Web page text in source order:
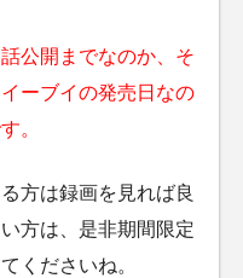
公開までなのか、そ
ーブイの発売日なの
。
方は録画を見れば良
方は、是非期間限定
くださいね。